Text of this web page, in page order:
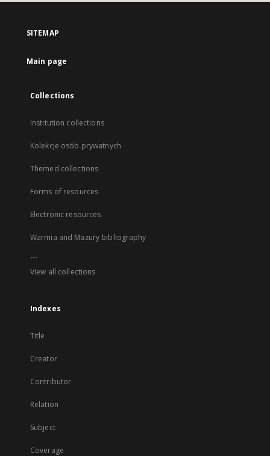
SITEMAP
Main page
Collections
Institution collections
Kolekcje osób prywatnych
Themed collections
Forms of resources
Electronic resources
Warmia and Mazury bibliography
...
View all collections
Indexes
Title
Creator
Contributor
Relation
Subject
Coverage